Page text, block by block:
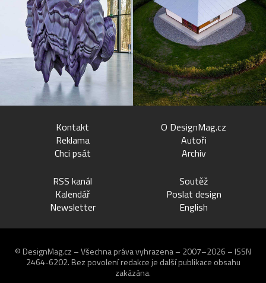
Kontakt
Reklama
Chci psát
O DesignMag.cz
Autoři
Archiv
RSS kanál
Kalendář
Newsletter
Soutěž
Poslat design
English
© DesignMag.cz – Všechna práva vyhrazena – 2007–2026 – ISSN
2464-6202. Bez povolení redakce je další publikace obsahu
zakázána.